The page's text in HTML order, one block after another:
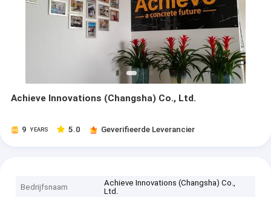
Achieve Innovations (Changsha) Co., Ltd.
9 YEARS 5.0 Geverifieerde Leverancier
Bedrijfsnaam
Achieve Innovations (Changsha) Co.,
Ltd.